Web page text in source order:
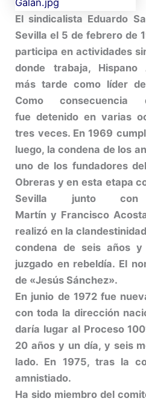
El sindicalista Eduardo
Sevilla el 5 de febrero de
participa en actividades
donde trabaja, Hispano
más tarde como líder
Como
fue detenido en varias
tres veces. En 1969
luego, la condena de los
uno de los fundadores
Obreras y en esta etapa
Sevilla junto con
Martín y Francisco
realizó en la
condena de seis años
juzgado en rebeldía. El
de «Jesús Sánchez».
En junio de 1972 fue
con toda la dirección
daría lugar al Proceso
20 años y un día, y seis
lado. En 1975, tras la
amnistiado.
Ha sido miembro del